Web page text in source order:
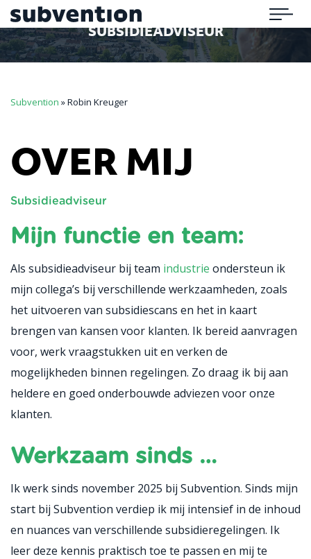
Subvention Menu
SUBSIDIEADVISEUR
Subvention »Robin Kreuger
OVER MIJ
Subsidieadviseur
Mijn functie en team:
Als subsidieadviseur bij team industrie ondersteun ik
mijn collega’s bij verschillende werkzaamheden, zoals
het uitvoeren van subsidiescans en het in kaart
brengen van kansen voor klanten. Ik bereid aanvragen
voor, werk vraagstukken uit en verken de
mogelijkheden binnen regelingen. Zo draag ik bij aan
heldere en goed onderbouwde adviezen voor onze
klanten.
Werkzaam sinds …
Ik werk sinds november 2025 bij Subvention. Sinds mijn
start bij Subvention verdiep ik mij intensief in de inhoud
en nuances van verschillende subsidieregelingen. Ik
leer deze kennis praktisch toe te passen en mij te